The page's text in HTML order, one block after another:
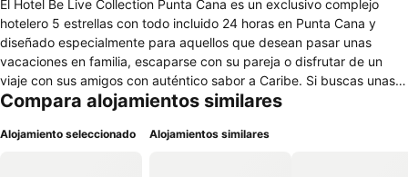
El Hotel Be Live Collection Punta Cana es un exclusivo complejo
hotelero 5 estrellas con todo incluido 24 horas en Punta Cana y
diseñado especialmente para aquellos que desean pasar unas
vacaciones en familia, escaparse con su pareja o disfrutar de un
viaje con sus amigos con auténtico sabor a Caribe. Si buscas unas
vacaciones de lujo en Bávaro, con todo incluido, un clima perfecto,
el Hotel Be Live Collection Punta Cana te ofrece una propuesta
Compara alojamientos similares
Alojamiento seleccionado Alojamientos similares